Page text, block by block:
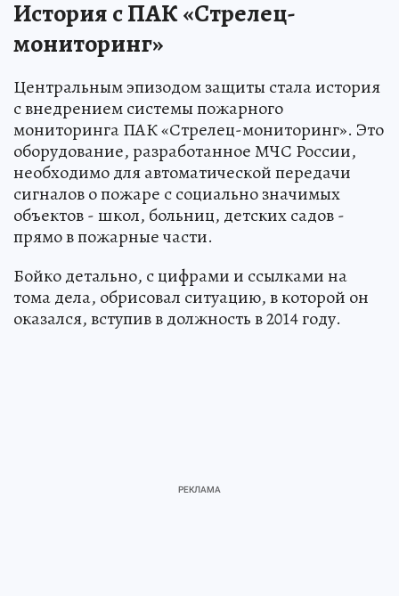
История с ПАК «Стрелец-
мониторинг»
Центральным эпизодом защиты стала история
с внедрением системы пожарного
мониторинга ПАК «Стрелец-мониторинг». Это
оборудование, разработанное МЧС России,
необходимо для автоматической передачи
сигналов о пожаре с социально значимых
объектов - школ, больниц, детских садов -
прямо в пожарные части.
Бойко детально, с цифрами и ссылками на
тома дела, обрисовал ситуацию, в которой он
оказался, вступив в должность в 2014 году.